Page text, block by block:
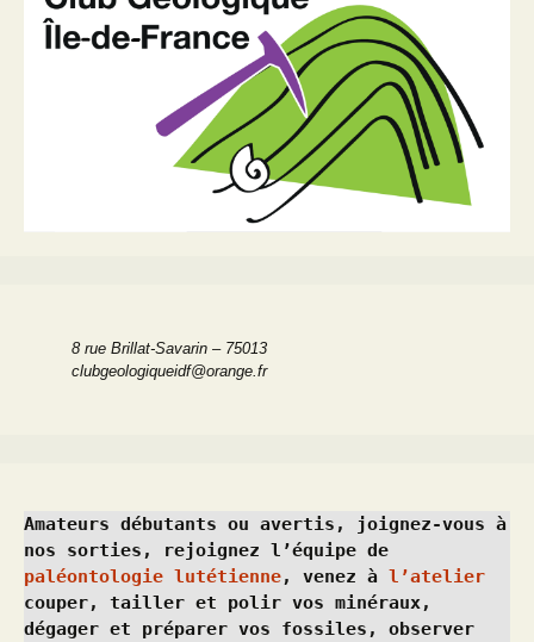
articles
8 rue Brillat-Savarin – 75013
clubgeologiqueidf@orange.fr
Amateurs débutants ou avertis, joignez-vous à
paléontologie lutétienne, venez à l’atelier
couper, tailler et polir vos minéraux,
dégager et préparer vos fossiles, observer